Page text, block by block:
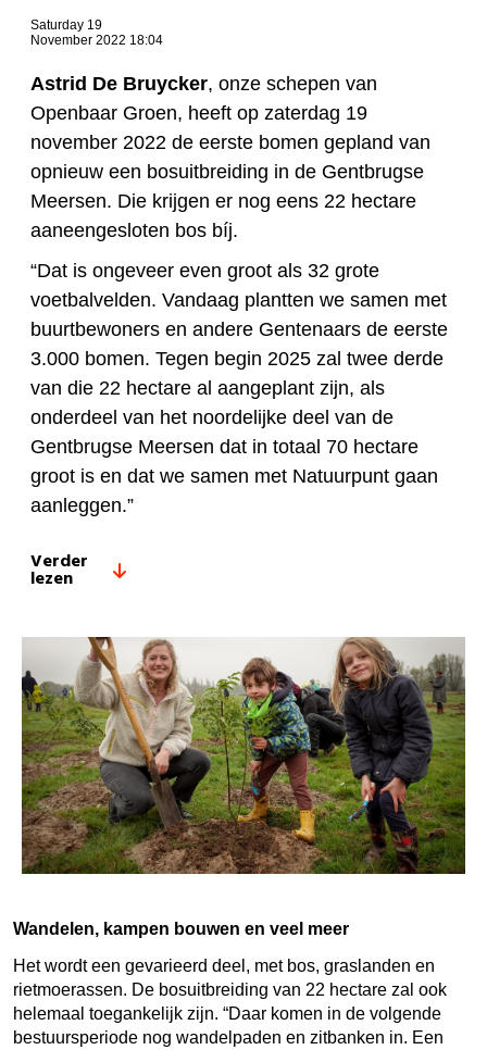
Saturday 19
November 2022 18:04
Astrid De Bruycker, onze schepen van
Openbaar Groen, heeft op zaterdag 19
november 2022 de eerste bomen gepland van
opnieuw een bosuitbreiding in de Gentbrugse
Meersen. Die krijgen er nog eens 22 hectare
aaneengesloten bos bíj.
“Dat is ongeveer even groot als 32 grote
voetbalvelden. Vandaag plantten we samen met
buurtbewoners en andere Gentenaars de eerste
3.000 bomen. Tegen begin 2025 zal twee derde
van die 22 hectare al aangeplant zijn, als
onderdeel van het noordelijke deel van de
Gentbrugse Meersen dat in totaal 70 hectare
groot is en dat we samen met Natuurpunt gaan
aanleggen.”
Verder
lezen
Wandelen, kampen bouwen en veel meer
Het wordt een gevarieerd deel, met bos, graslanden en
rietmoerassen. De bosuitbreiding van 22 hectare zal ook
helemaal toegankelijk zijn. “Daar komen in de volgende
bestuursperiode nog wandelpaden en zitbanken in. Een